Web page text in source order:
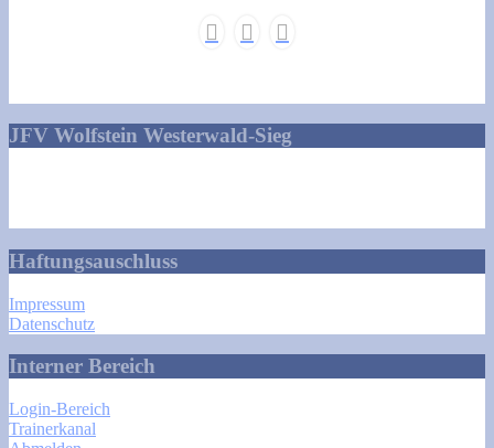
JFV Wolfstein Westerwald-Sieg
Haftungsauschluss
Impressum
Datenschutz
Interner Bereich
Login-Bereich
Trainerkanal